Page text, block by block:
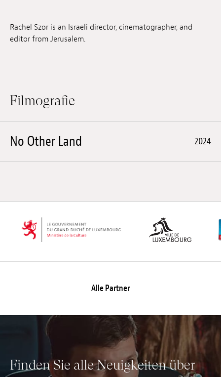
Einreichungen
Rachel Szor is an Israeli director, cinematographer, and
editor from Jerusalem.
Filmografie
No Other Land 2024
Alle Partner
Finden Sie alle Neuigkeiten über